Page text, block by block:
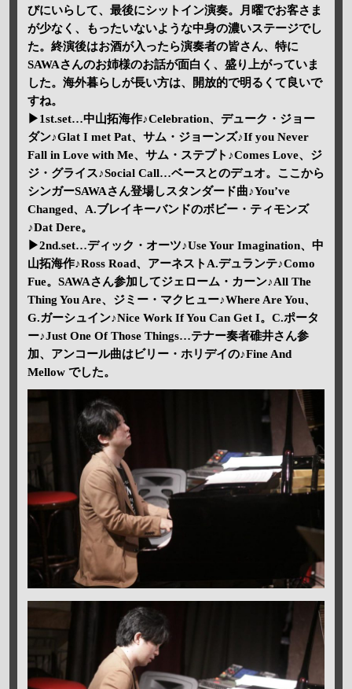
びにいらして、最後にシットイン演奏。月曜でお客さま
が少なく、もったいないような中身の濃いステージでし
た。終演後はお酒が入ったら演奏者の皆さん、特に
SAWAさんのお姉様のお話が面白く、盛り上がっていま
した。海外暮らしが長い方は、開放的で明るくて良いで
すね。
▶1st.set…中山拓海作♪Celebration、デューク・ジョー
ダン♪Glat I met Pat、サム・ジョーンズ♪If you Never
Fall in Love with Me、サム・ステプト♪Comes Love、ジ
ジ・グライス♪Social Call…ベースとのデュオ。ここから
シンガーSAWAさん登場しスタンダード曲♪You’ve
Changed、A.ブレイキーバンドのボビー・ティモンズ
♪Dat Dere。
▶2nd.set…ディック・オーツ♪Use Your Imagination、中
山拓海作♪Ross Road、アーネストA.デュランテ♪Como
Fue。SAWAさん参加してジェローム・カーン♪All The
Thing You Are、ジミー・マクヒュー♪Where Are You、
G.ガーシュイン♪Nice Work If You Can Get I。C.ポータ
ー♪Just One Of Those Things…テナー奏者碓井さん参
加、アンコール曲はビリー・ホリデイの♪Fine And
Mellow でした。